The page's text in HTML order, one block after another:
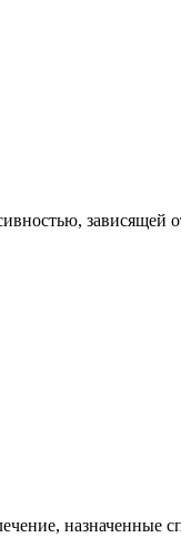
зависящей
назначенные